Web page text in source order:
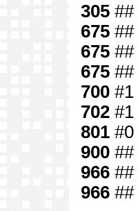
305 ##
675 ##
675 ##
675 ##
700 #1
702 #1
801 #0
900 ##
966 ##
966 ##